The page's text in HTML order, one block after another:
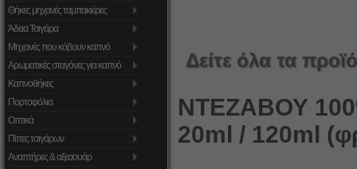
Θήκες μηχανές ταμπακιέρες
Άδεια Τσιγάρα
Μηχανές που κόβουν καπνό
Αρωματικές σταγόνες για καπνό
Καπνοθήκες
Πορτοφόλια
Οπτικά
Πίπες τσιγάρων
Αναπτήρες & αξεσουάρ
Δείτε όλα τα
ΝΤΕΖΑΒΟΥ
20ml / 120ml